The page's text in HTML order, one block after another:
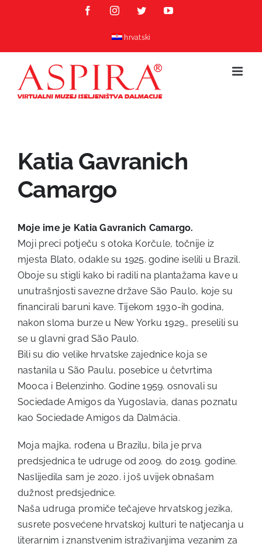
FacebookInstagramTwitterYouTube
hrvatski
Katia Gavranich
Camargo
Moje ime je Katia Gavranich Camargo.
Moji preci potječu s otoka Korčule, točnije iz
mjesta Blato, odakle su 1925. godine iselili u Brazil.
Oboje su stigli kako bi radili na plantažama kave u
unutrašnjosti savezne države São Paulo, koje su
financirali baruni kave. Tijekom 1930-ih godina,
nakon sloma burze u New Yorku 1929., preselili su
se u glavni grad São Paulo.
Bili su dio velike hrvatske zajednice koja se
nastanila u São Paulu, posebice u četvrtima
Mooca i Belenzinho. Godine 1959. osnovali su
Sociedade Amigos da Yugoslavia, danas poznatu
kao Sociedade Amigos da Dalmácia.
Moja majka, rođena u Brazilu, bila je prva
predsjednica te udruge od 2009. do 2019. godine.
Naslijedila sam je 2020. i još uvijek obnašam
dužnost predsjednice.
Naša udruga promiče tečajeve hrvatskog jezika,
susrete posvećene hrvatskoj kulturi te natjecanja u
literarnim i znanstvenim istraživanjima vezanim za